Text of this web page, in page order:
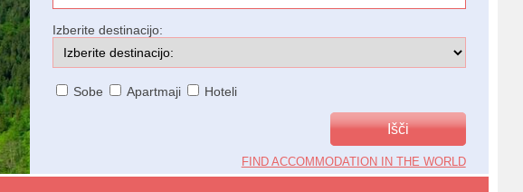
Izberite destinacijo:
Sobe Apartmaji Hoteli
FIND ACCOMMODATION IN THE WORLD